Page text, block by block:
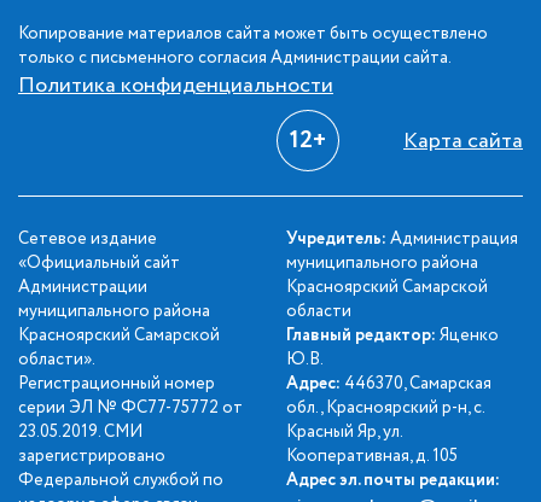
Копирование материалов сайта может быть осуществлено
только с письменного согласия Администрации сайта.
Политика конфиденциальности
12+ Карта сайта
Сетевое издание
«Официальный сайт
Администрации
муниципального района
Красноярский Самарской
области».
Регистрационный номер
серии ЭЛ № ФС77-75772 от
23.05.2019. СМИ
зарегистрировано
Федеральной службой по
Учредитель: Администрация
муниципального района
Красноярский Самарской
области
Главный редактор: Яценко
Ю.В.
Адрес: 446370, Самарская
обл., Красноярский р-н, с.
Красный Яр, ул.
Кооперативная, д. 105
Адрес эл. почты редакции: